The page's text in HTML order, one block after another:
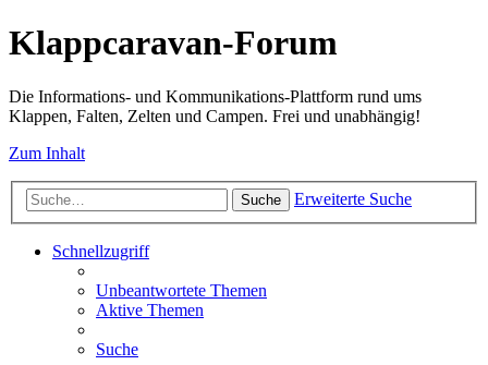
Klappcaravan-Forum
Die Informations- und Kommunikations-Plattform rund ums
Klappen, Falten, Zelten und Campen. Frei und unabhängig!
Zum Inhalt
Suche Erweiterte Suche
Schnellzugriff
Unbeantwortete Themen
Aktive Themen
Suche